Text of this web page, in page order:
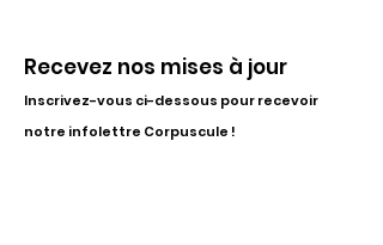
Recevez nos mises à jour
Inscrivez-vous ci-dessous pour recevoir
notre infolettre Corpuscule !